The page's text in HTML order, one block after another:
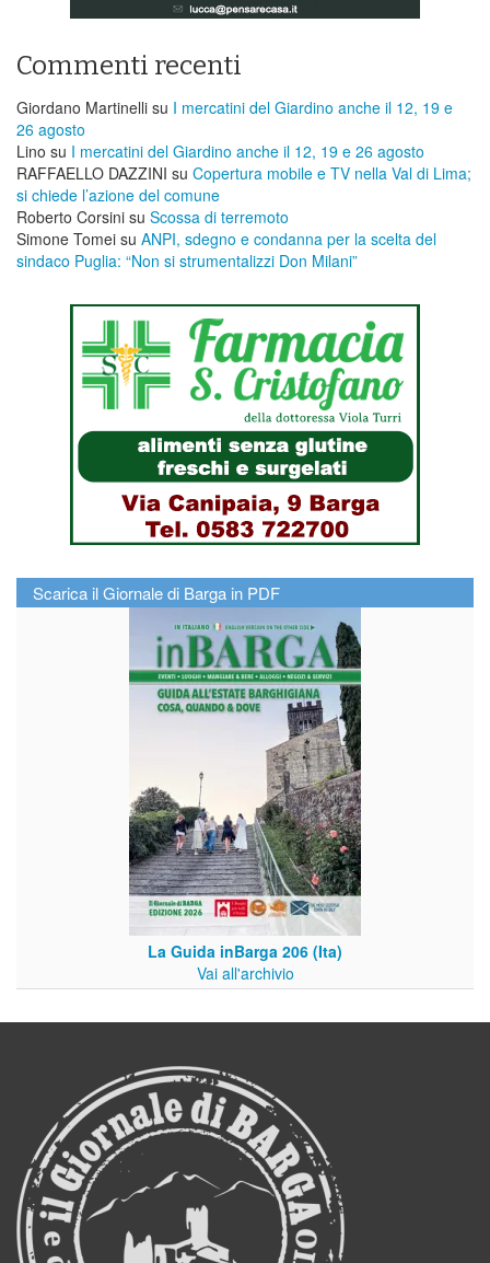
Commenti recenti
Giordano Martinelli su I mercatini del Giardino anche il 12, 19 e
26 agosto
Lino su I mercatini del Giardino anche il 12, 19 e 26 agosto
RAFFAELLO DAZZINI su ​Copertura mobile e TV nella Val di Lima;
si chiede l’azione del comune
Roberto Corsini su Scossa di terremoto
Simone Tomei su ANPI, sdegno e condanna per la scelta del
sindaco Puglia: “Non si strumentalizzi Don Milani”
Scarica il Giornale di Barga in PDF
La Guida inBarga 206 (Ita)
Vai all'archivio